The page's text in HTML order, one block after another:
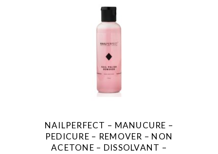
NAILPERFECT – MANUCURE –
PEDICURE – REMOVER – NON
ACETONE – DISSOLVANT –